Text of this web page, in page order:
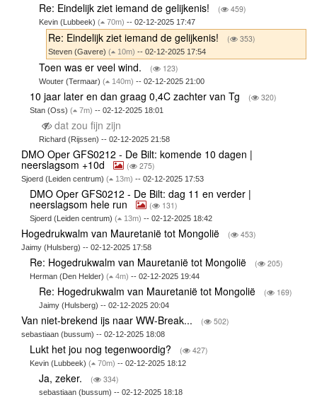
Re: Eindelijk ziet iemand de gelijkenis! ( 459)
Kevin (Lubbeek) ( 70m) -- 02-12-2025 17:47
Re: Eindelijk ziet iemand de gelijkenis! ( 353)
Steven (Gavere)( 10m) -- 02-12-2025 17:54
Toen was er veel wind. ( 123)
Wouter (Termaar) ( 140m) -- 02-12-2025 21:00
10 jaar later en dan graag 0,4C zachter van Tg ( 320)
Stan (Oss)( 7m) -- 02-12-2025 18:01
dat zou fijn zijn
Richard (Rijssen) -- 02-12-2025 21:58
DMO Oper GFS0212 - De Bilt: komende 10 dagen |
neerslagsom +10d ( 275)
Sjoerd (Leiden centrum) ( 13m) -- 02-12-2025 17:53
DMO Oper GFS0212 - De Bilt: dag 11 en verder |
neerslagsom hele run ( 131)
Sjoerd (Leiden centrum)( 13m) -- 02-12-2025 18:42
Hogedrukwalm van Mauretanië tot Mongolië ( 453)
Jaimy (Hulsberg) -- 02-12-2025 17:58
Re: Hogedrukwalm van Mauretanië tot Mongolië ( 205)
Herman (Den Helder)( 4m) -- 02-12-2025 19:44
Re: Hogedrukwalm van Mauretanië tot Mongolië ( 169)
Jaimy (Hulsberg) -- 02-12-2025 20:04
Van niet-brekend ijs naar WW-Break... ( 502)
sebastiaan (bussum) -- 02-12-2025 18:08
Lukt het jou nog tegenwoordig? ( 427)
Kevin (Lubbeek)( 70m) -- 02-12-2025 18:12
Ja, zeker. ( 334)
sebastiaan (bussum) -- 02-12-2025 18:18